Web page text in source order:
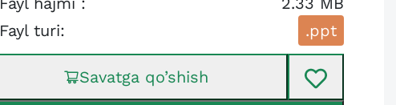
Fayl turi:
.ppt
Savatga qo’shish